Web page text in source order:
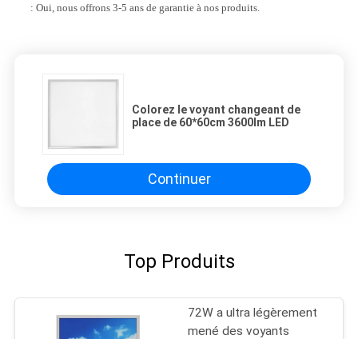
: Oui, nous offrons 3-5 ans de garantie à nos produits.
Colorez le voyant changeant de
place de 60*60cm 3600lm LED
Continuer
Top Produits
72W a ultra légèrement
mené des voyants